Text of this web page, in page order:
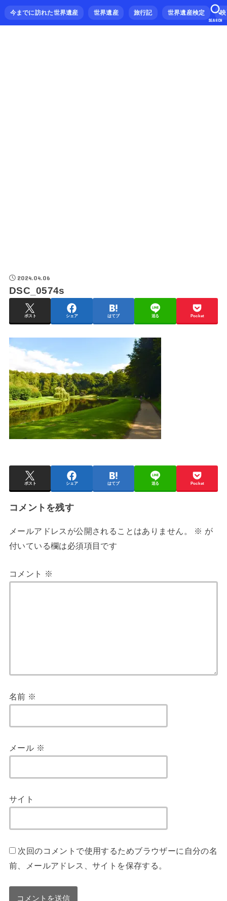
今までに訪れた世界遺産 世界遺産 旅行記 世界遺産検定
SEARCH
2024.04.06
DSC_0574s
ポスト シェア はてブ 送る Pocket
ポスト シェア はてブ 送る Pocket
コメントを残す
メールアドレスが公開されることはありません。 ※ が
付いている欄は必須項目です
コメント ※
名前 ※
メール ※
サイト
次回のコメントで使用するためブラウザーに自分の名
前、メールアドレス、サイトを保存する。